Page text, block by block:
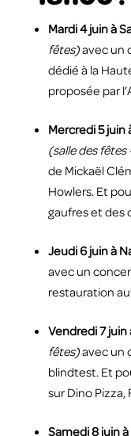
Mardi 4 juin à
fêtes)avec un
dédié à la
proposée par
Mercredi 5
(salle des fêtes
de Mickaël
Howlers. Et
gaufres et des
Jeudi 6 juin à
avec un
restauration
Vendredi 7
fêtes)avec un
blindtest. Et
sur Dino Pizza,
Samedi 8 juin